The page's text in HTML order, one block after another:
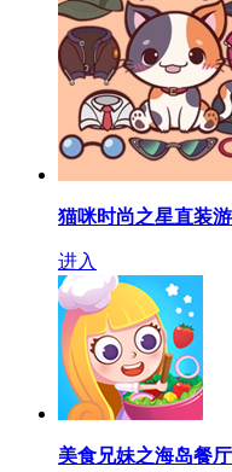
猫咪时尚之星直装
进入
美食兄妹之海岛餐